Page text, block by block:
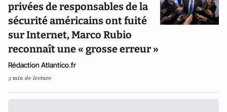
privées de responsables de la
sécurité américains ont fuité
sur Internet, Marco Rubio
reconnaît une « grosse erreur »
Rédaction Atlantico.fr
3 min de lecture